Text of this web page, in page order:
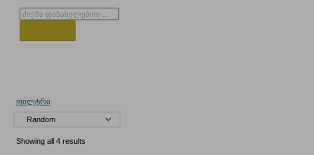
Products
ფილტრი
Showing all 4 results